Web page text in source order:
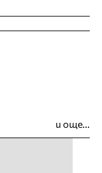
и още...